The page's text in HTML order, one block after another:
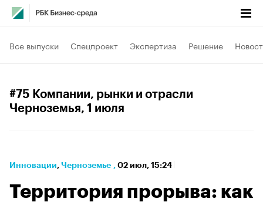
Все выпуски Спецпроект Экспертиза Решение
#75 Компании, рынки и отрасли
Черноземья, 1 июля
Инновации⁠, Черноземье , 02 июл, 15:24
Территория прорыва: как